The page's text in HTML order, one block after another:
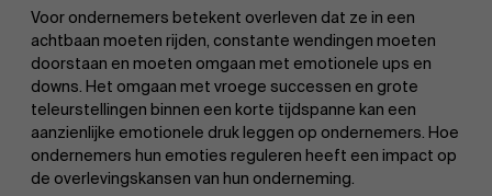
Voor ondernemers betekent overleven dat ze in een
achtbaan moeten rijden, constante wendingen moeten
doorstaan en moeten omgaan met emotionele ups en
downs. Het omgaan met vroege successen en grote
teleurstellingen binnen een korte tijdspanne kan een
aanzienlijke emotionele druk leggen op ondernemers. Hoe
ondernemers hun emoties reguleren heeft een impact op
de overlevingskansen van hun onderneming.